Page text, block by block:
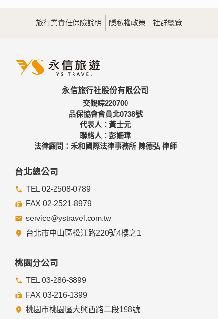
旅行業責任保險說明 隱私權政策 社群總覽
永信旅行社股份有限公司
交觀綜220700
品保協會會員北0738號
代表人：黃士元
聯絡人：彭姍瑋
法律顧問：禾和國際法律事務所 陳德弘 律師
台北總公司
TEL 02-2508-0789
FAX 02-2521-8979
service@ystravel.com.tw
台北市中山區松江路220號4樓之1
桃園分公司
TEL 03-286-3899
FAX 03-216-1399
桃園市桃園區大興西路二段198號